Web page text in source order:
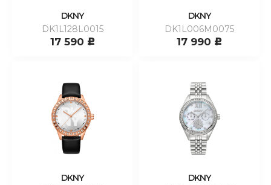
DKNY
DK1L128L0015
17 590 c
DKNY
DK1L006M0075
17 990 c
DKNY
DKNY